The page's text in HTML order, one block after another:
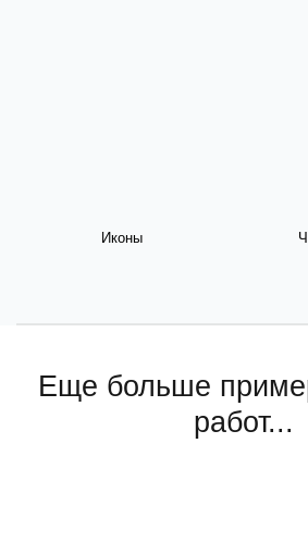
Иконы
Еще больше
работ...